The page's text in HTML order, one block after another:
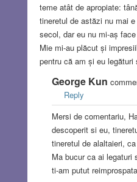
teme atât de apropiate:
tineretul de astăzi nu mai
secol, dar eu nu mi-aș
Mie mi-au plăcut și
pentru că am și eu
George Kun
Reply
Mersi de comentariu,
descoperit si eu,
tineretul de alaltaieri,
Ma bucur ca ai legaturi
ti-am putut